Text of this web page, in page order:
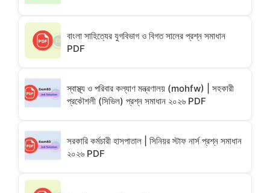
বাংলা সাহিত্যের যুগবিভাগ ও বিগত সালের প্রশ্ন সমাধান
PDF
স্বাস্থ্য ও পরিবার কল্যাণ মন্ত্রণালয় (mohfw) | সহকারী
প্রকৌশলী (সিভিল) প্রশ্ন সমাধান ২০২৬ PDF
সরকারি কর্মচারী হাসপাতাল | সিনিয়র স্টাফ নার্স প্রশ্ন সমাধান
২০২৬ PDF